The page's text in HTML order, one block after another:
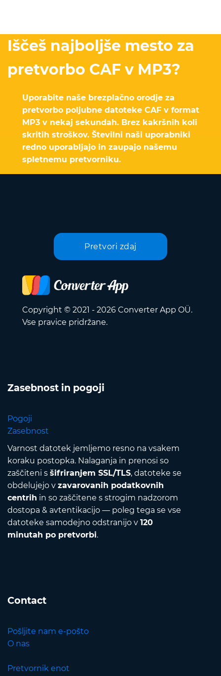
Iščeš najboljše mesto za
pretvorbo CAF v MP3?
Uporabite naše brezplačno orodje za
pretvorbo poljubne datoteke CAF v format
MP3 v nekaj sekundah. Brez kakršnih koli
skritih stroškov. Številni naši uporabniki
redno uporabljajo in zaupajo našemu
spletnemu pretvorniku.
Pretvori zdaj
Copyright © 2021 - 2026 Converter App OÜ.
Vse pravice pridržane.
Zasebnost in pogoji
Pogoji
Zasebnost
Varnost datotek jemljemo resno na vsakem
koraku postopka. Nalaganja in prenosi so
zaščiteni s šifriranjem SSL/TLS, datoteke se
obdelujejo v zavarovanih podatkovnih
centrih in so zaščitene s strogim nadzorom
dostopa & avtentikacijo — poleg tega se vse
datoteke samodejno odstranijo v 120
minutah po pretvorbi.
Contact
Pošljite nam e-pošto
O nas
Pretvornik enot